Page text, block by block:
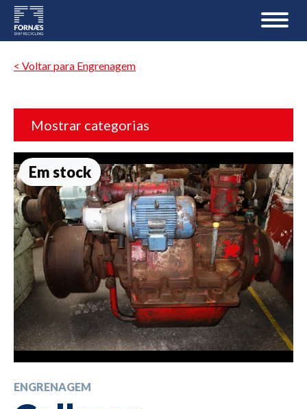
< Voltar para Engrenagem
Mostrar categorias
Em stock
ENGRENAGEM